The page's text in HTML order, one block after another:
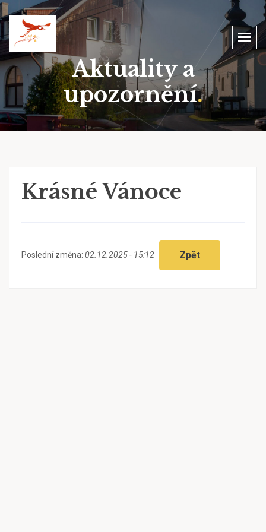
Aktuality a
upozornění.
Krásné Vánoce
Poslední změna: 02.12.2025 - 15:12 Zpět